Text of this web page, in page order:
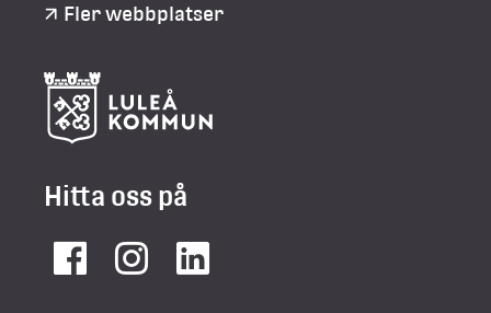
Fler webbplatser
Hitta oss på
FacebookInstagramLinkedIn